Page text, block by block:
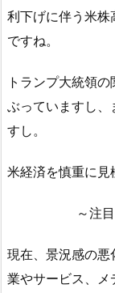
利下げに伴う米株
ですね。
トランプ大統領
ぶっていますし
すし。
米経済を慎重に見
～注
現在、景況感の
業やサービス、